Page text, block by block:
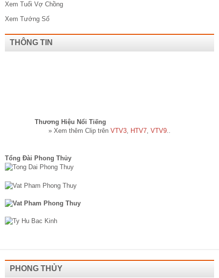
Xem Tuổi Vợ Chồng
Xem Tướng Số
THÔNG TIN
Thương Hiệu Nổi Tiếng​
» Xem thêm Clip trên VTV3, HTV7, VTV9..
Tổng Đài Phong Thủy
PHONG THỦY